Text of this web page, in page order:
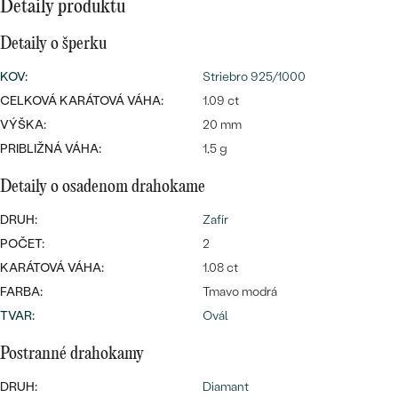
Najpredávanejšie
svadobné
obrúčky
PREZRIEŤ
DRAHOKAM
PODĽA MATERIÁLU
ZLATO
PLATINA
STRIEBRO
S DRAHOKAMAMI
S LAB GROWN DIAMANTMI
S PERLAMI
PODĽA ŠTÝLU
PERSONALIZOVANÉ
SYMBOLICKÉ
MINIMALISTICKÉ
PODĽA PRÍLEŽITOSTI
PODĽA FARBY
CENOVO DOSTUPNÉ
LUXUSNÉ
Detaily produktu
Detaily o šperku
KOV:
Striebro 925/1000
CELKOVÁ KARÁTOVÁ VÁHA:
1.09 ct
VÝŠKA:
20 mm
PRIBLIŽNÁ VÁHA:
1,5 g
Detaily o osadenom drahokame
DRUH:
Zafír
POČET:
2
KARÁTOVÁ VÁHA:
1.08 ct
FARBA:
Tmavo modrá
TVAR: Ovál
Postranné drahokamy
DRUH:
Diamant